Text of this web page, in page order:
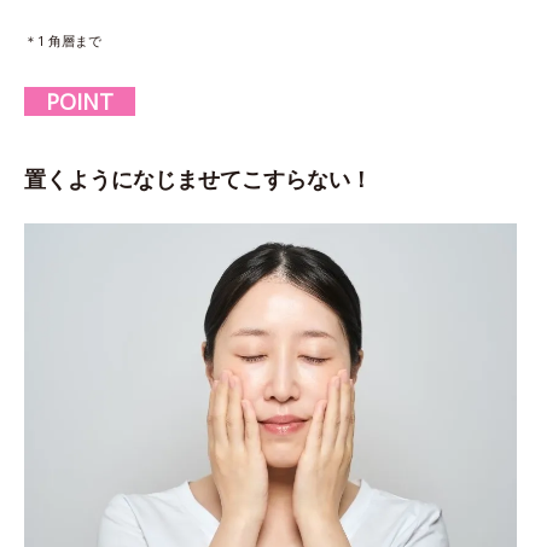
＊1 角層まで
POINT
置くようになじませてこすらない！